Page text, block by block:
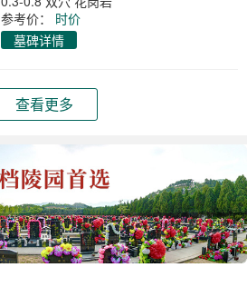
参考价：
时价
墓碑详情
查看更多